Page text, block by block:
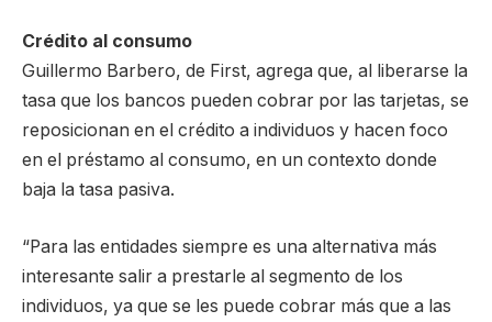
Crédito al consumo
Guillermo Barbero, de First, agrega que, al liberarse la
tasa que los bancos pueden cobrar por las tarjetas, se
reposicionan en el crédito a individuos y hacen foco
en el préstamo al consumo, en un contexto donde
baja la tasa pasiva.
“Para las entidades siempre es una alternativa más
interesante salir a prestarle al segmento de los
individuos, ya que se les puede cobrar más que a las